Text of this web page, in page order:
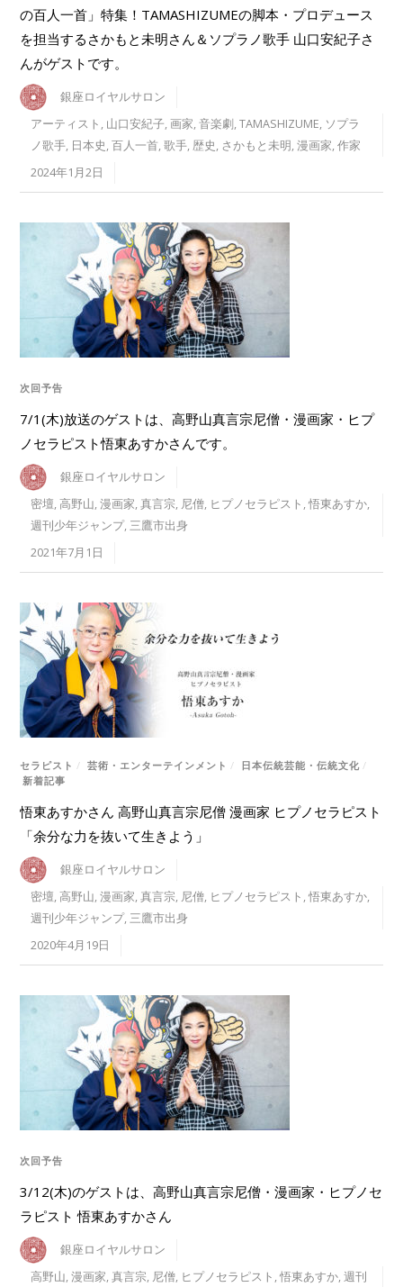
の百人一首」特集！TAMASHIZUMEの脚本・プロデュース
を担当するさかもと未明さん＆ソプラノ歌手 山口安紀子さ
んがゲストです。
銀座ロイヤルサロン
アーティスト , 山口安紀子,画家,音楽劇,TAMASHIZUME, ソプラ
ノ歌手, 日本史,百人一首,歌手, 歴史, さかもと未明,漫画家,作家
2024年1月2日
次回予告
7/1(木)放送のゲストは、高野山真言宗尼僧・漫画家・ヒプ
ノセラピスト悟東あすかさんです。
銀座ロイヤルサロン
密壇,高野山,漫画家,真言宗, 尼僧, ヒプノセラピスト ,悟東あすか,
週刊少年ジャンプ, 三鷹市出身
2021年7月1日
セラピスト / 芸術・エンターテインメント / 日本伝統芸能・伝統文化 /
新着記事
悟東あすかさん 高野山真言宗尼僧 漫画家 ヒプノセラピスト
「余分な力を抜いて生きよう」
銀座ロイヤルサロン
密壇,高野山,漫画家,真言宗, 尼僧, ヒプノセラピスト ,悟東あすか,
週刊少年ジャンプ, 三鷹市出身
2020年4月19日
次回予告
3/12(木)のゲストは、高野山真言宗尼僧・漫画家・ヒプノセ
ラピスト 悟東あすかさん
銀座ロイヤルサロン
高野山,漫画家,真言宗, 尼僧, ヒプノセラピスト ,悟東あすか,週刊